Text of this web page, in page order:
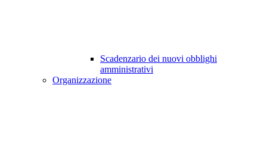
Scadenzario dei nuovi obblighi
amministrativi
Organizzazione